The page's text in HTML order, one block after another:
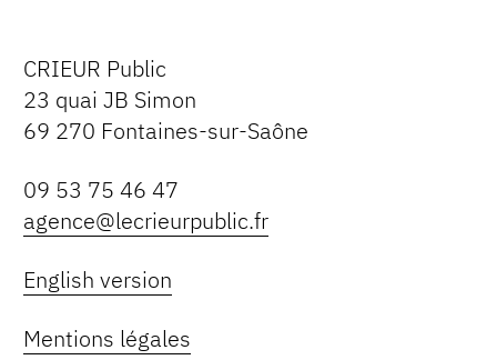
CRIEUR Public
23 quai JB Simon
69 270 Fontaines-sur-Saône
09 53 75 46 47
agence@lecrieurpublic.fr
English version
Mentions légales